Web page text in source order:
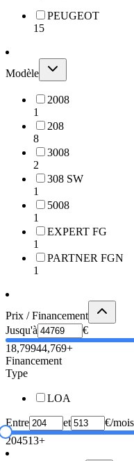
PEUGEOT
15
Modèle
2008
1
208
8
3008
2
308 SW
1
5008
1
EXPERT FG
1
PARTNER FGN
1
Prix / Financement
Jusqu'à
€
18,79944,769+
Financement
Type
LOA
Entre et
€/mois
204513+